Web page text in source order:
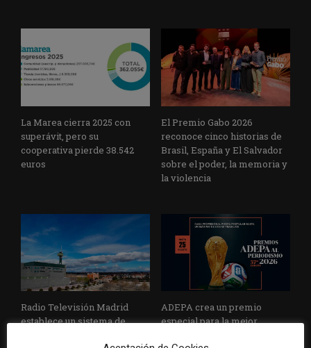
La Marea cierra 2025 con
superávit, pero su
cooperativa pierde 38.542
euros
El Premio Gabo 2026
reconoce cinco historias de
Brasil, España y El Salvador
sobre el poder, la memoria y
la violencia
Radio Televisión Madrid
establece un sistema de
ADEPA crea un premio
especial para la mejor